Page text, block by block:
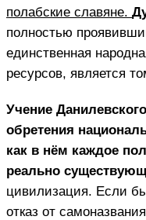
полабские славяне.
полностью
единственная
ресурсов, является
Учение
обретения
как в нём каждое
реально
цивилизация. Если
отказ от